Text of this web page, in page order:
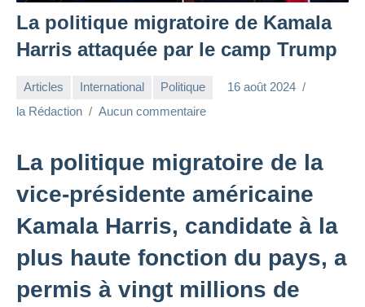
La politique migratoire de Kamala
Harris attaquée par le camp Trump
Articles International Politique
16 août 2024
la Rédaction
Aucun commentaire
La politique migratoire de la
vice-présidente américaine
Kamala Harris, candidate à la
plus haute fonction du pays, a
permis à vingt millions de